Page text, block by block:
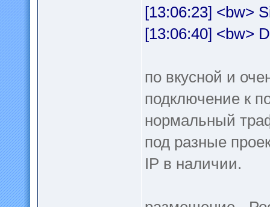
[13:06:23] <bw>
[13:06:40] <bw>
по вкусной и
подключение к
нормальный
под разные
IP в наличии.